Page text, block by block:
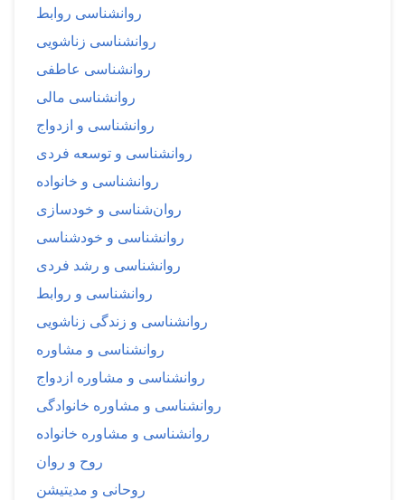
روانشناسی روابط
روانشناسی زناشویی
روانشناسی عاطفی
روانشناسی مالی
روانشناسی و ازدواج
روانشناسی و توسعه فردی
روانشناسی و خانواده
روان‌شناسی و خودسازی
روانشناسی و خودشناسی
روانشناسی و رشد فردی
روانشناسی و روابط
روانشناسی و زندگی زناشویی
روانشناسی و مشاوره
روانشناسی و مشاوره ازدواج
روانشناسی و مشاوره خانوادگی
روانشناسی و مشاوره خانواده
روح و روان
روحانی و مدیتیشن